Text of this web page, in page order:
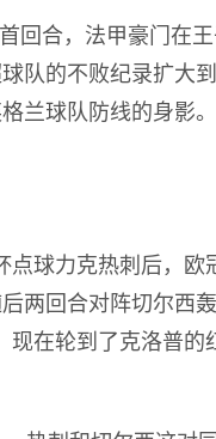
合，法甲豪门在王
队的不败纪录扩大
兰球队防线的身影。
球力克热刺后，欧
两回合对阵切尔西
现在轮到了克洛普